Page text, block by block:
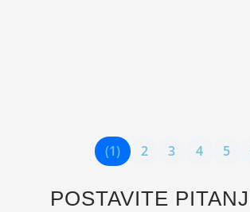
(1) 2 3 4 5
POSTAVITE